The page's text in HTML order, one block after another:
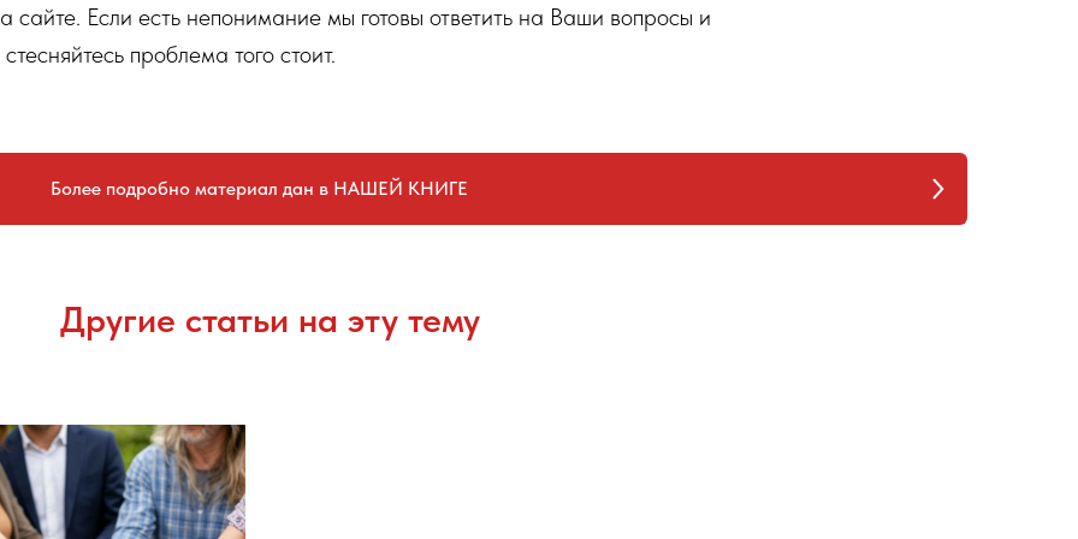
сайте. Если есть непонимание мы готовы ответить на Ваши вопросы и
проблема того стоит.
Более подробно материал дан в НАШЕЙ КНИГЕ
Другие статьи на эту тему